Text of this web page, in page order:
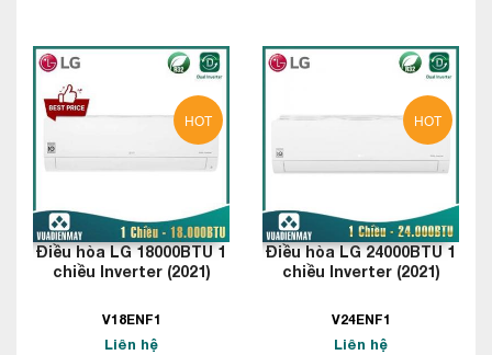
HOT
Điều hòa LG 18000BTU 1
chiều Inverter (2021)
V18ENF1
Liên hệ
HOT
Điều hòa LG 24000BTU 1
chiều Inverter (2021)
V24ENF1
Liên hệ